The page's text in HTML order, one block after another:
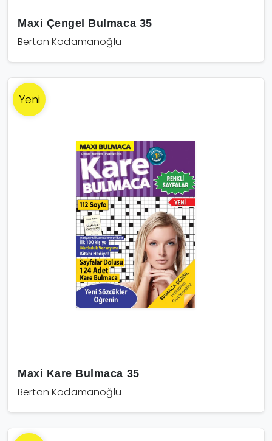
Maxi Çengel Bulmaca 35
Bertan Kodamanoğlu
Yeni
Maxi Kare Bulmaca 35
Bertan Kodamanoğlu